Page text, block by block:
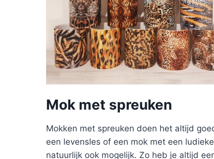
Mok met spreuken
Mokken met spreuken doen het altijd
een levensles of een mok met een
natuurlijk ook mogelijk. Zo heb je altijd